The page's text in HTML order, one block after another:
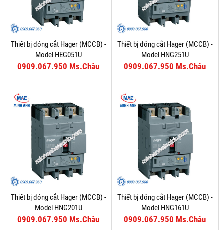
Thiết bị đóng cắt Hager (MCCB) -
Model HEG051U
0909.067.950 Ms.Châu
Thiết bị đóng cắt Hager (MCCB) -
Model HNG251U
0909.067.950 Ms.Châu
Thiết bị đóng cắt Hager (MCCB) -
Model HNG201U
0909.067.950 Ms.Châu
Thiết bị đóng cắt Hager (MCCB) -
Model HNG161U
0909.067.950 Ms.Châu